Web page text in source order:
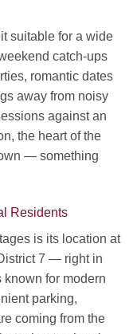
suitable for a wide
catch-ups
romantic dates
away from noisy
against an
the heart of the
— something
Residents
is its location at
7 — right in
known for modern
parking,
coming from the